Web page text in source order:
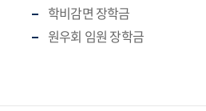
학비감면 장학금
원우회 임원 장학금